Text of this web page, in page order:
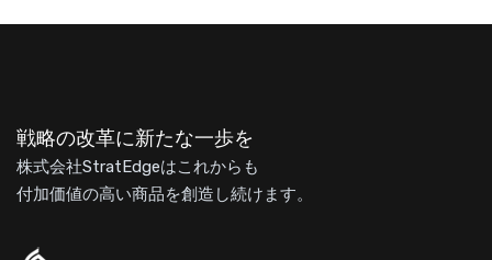
戦略の改革に新たな一歩を
株式会社StratEdgeはこれからも
付加価値の高い商品を創造し続けます。